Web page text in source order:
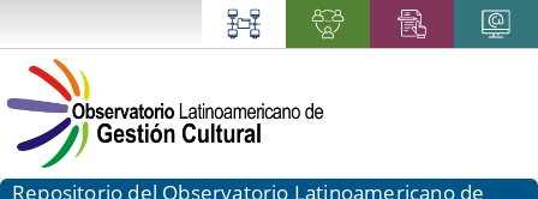
Repositorio del Observatorio Latinoamericano de